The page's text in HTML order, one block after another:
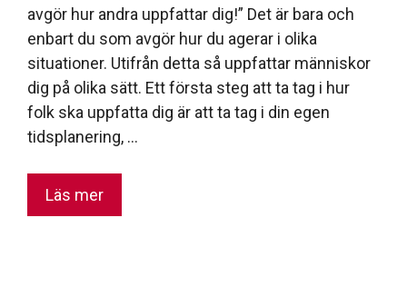
avgör hur andra uppfattar dig!” Det är bara och
enbart du som avgör hur du agerar i olika
situationer. Utifrån detta så uppfattar människor
dig på olika sätt. Ett första steg att ta tag i hur
folk ska uppfatta dig är att ta tag i din egen
tidsplanering, …
Läs mer